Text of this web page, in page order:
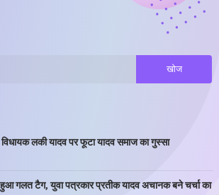
लकी यादव पर फूटा यादव समाज का गुस्सा
हुआ गलत टैग, युवा पत्रकार प्रतीक यादव अचानक बने चर्चा का